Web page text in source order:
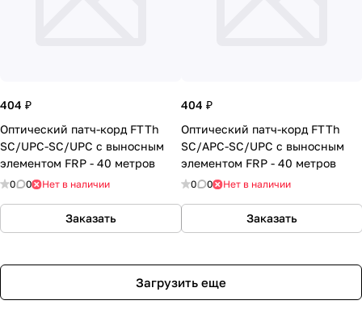
404 ₽
Оптический патч-корд FTTh
SC/UPC-SC/UPC с выносным
элементом FRP - 40 метров
0 0 Нет в наличии
Заказать
404 ₽
Оптический патч-корд FTTh
SC/APC-SC/UPC с выносным
элементом FRP - 40 метров
0 0 Нет в наличии
Заказать
Загрузить еще